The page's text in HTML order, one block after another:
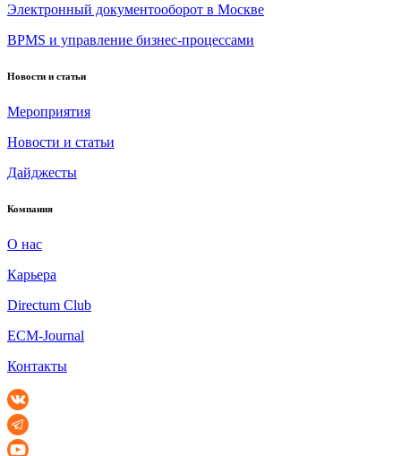
Электронный документооборот в Москве
BPMS и управление бизнес-процессами
Новости и статьи
Мероприятия
Новости и статьи
Дайджесты
Компания
О нас
Карьера
Directum Club
ECM-Journal
Контакты